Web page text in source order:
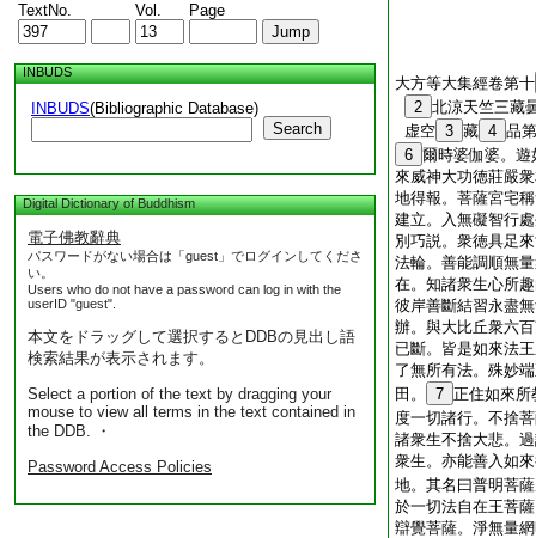
TextNo. Vol. Page
INBUDS
INBUDS(Bibliographic Database)
Search
Digital Dictionary of Buddhism
電子佛教辭典
パスワードがない場合は「guest」でログインしてくださ
い。
Users who do not have a password can log in with the
userID "guest".
本文をドラッグして選択するとDDBの見出し語
検索結果が表示されます。
Select a portion of the text by dragging your
mouse to view all terms in the text contained in
the DDB. ・
Password Access Policies
大方等大集經卷第十
2 北涼天竺三藏
虚空 3 藏 4 品
6 爾時婆伽婆。
來威神大功徳莊嚴
地得報。菩薩宮宅
建立。入無礙智行
別巧説。衆徳具足
法輪。善能調順無
在。知諸衆生心所
彼岸善斷結習永盡
辦。與大比丘衆六
已斷。皆是如來法
了無所有法。殊妙
田。
7 正住如來所
度一切諸行。不捨
諸衆生不捨大悲。
衆生。亦能善入如
地。其名曰普明菩
於一切法自在王菩
辯覺菩薩。淨無量